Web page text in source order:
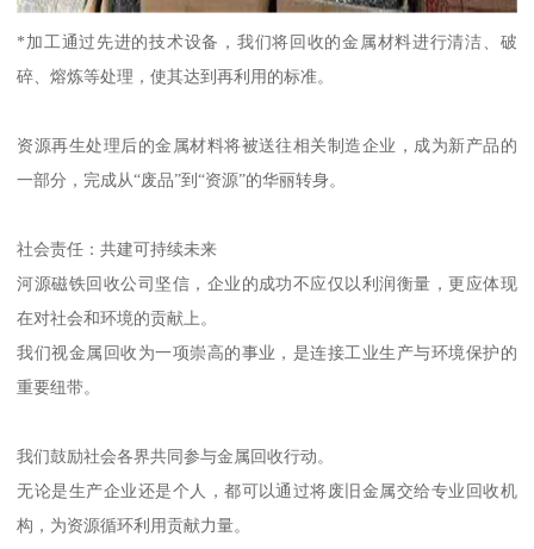
*加工通过先进的技术设备，我们将回收的金属材料进行清洁、破
碎、熔炼等处理，使其达到再利用的标准。
资源再生处理后的金属材料将被送往相关制造企业，成为新产品的
一部分，完成从“废品”到“资源”的华丽转身。
社会责任：共建可持续未来
河源磁铁回收公司坚信，企业的成功不应仅以利润衡量，更应体现
在对社会和环境的贡献上。
我们视金属回收为一项崇高的事业，是连接工业生产与环境保护的
重要纽带。
我们鼓励社会各界共同参与金属回收行动。
无论是生产企业还是个人，都可以通过将废旧金属交给专业回收机
构，为资源循环利用贡献力量。